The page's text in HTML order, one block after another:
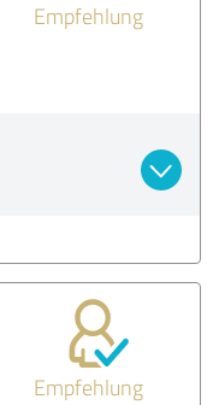
Empfehlung
Empfehlung